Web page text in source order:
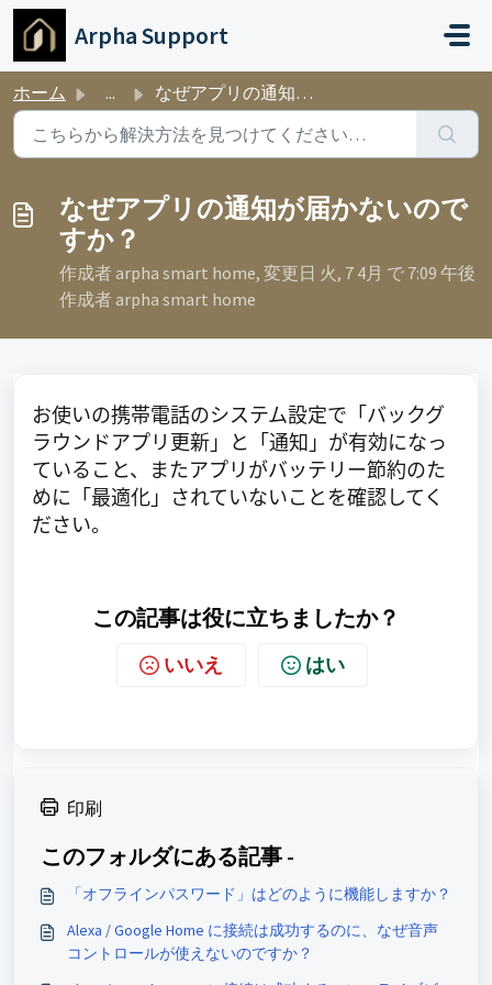
メインコンテンツに移動
Arpha Support
ホーム ... なぜアプリの通知が届かないのですか？
なぜアプリの通知が届かないので
すか？
作成者 arpha smart home, 変更日 火, 7 4月 で 7:09 午後
作成者 arpha smart home
お使いの携帯電話のシステム設定で「バックグ
ラウンドアプリ更新」と「通知」が有効になっ
ていること、またアプリがバッテリー節約のた
めに「最適化」されていないことを確認してく
ださい。
この記事は役に立ちましたか？
いいえ はい
印刷
このフォルダにある記事 -
「オフラインパスワード」はどのように機能しますか？
Alexa / Google Home に接続は成功するのに、なぜ音声
コントロールが使えないのですか？